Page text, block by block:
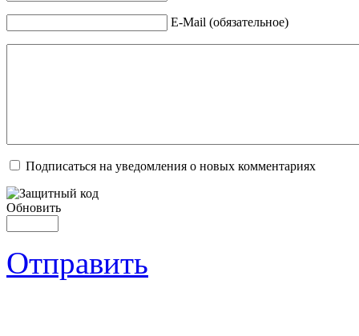
E-Mail (обязательное)
Подписаться на уведомления о новых комментариях
Обновить
Отправить